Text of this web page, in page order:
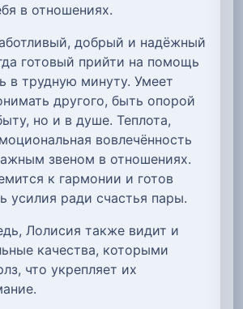
в отношениях.
добрый и надёжный
готовый прийти на помощь
в трудную минуту. Умеет
другого, быть опорой
но и в душе. Теплота,
вовлечённость
звеном в отношениях.
к гармонии и готов
усилия ради счастья пары.
Лолисия также видит и
качества, которыми
что укрепляет их